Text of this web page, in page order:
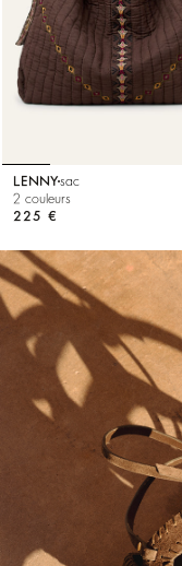
LENNYsac
2 couleurs
225 €